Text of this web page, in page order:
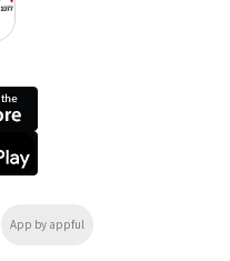
App by appful